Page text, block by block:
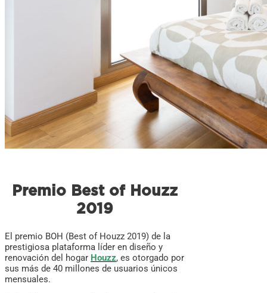
Premio Best of Houzz
2019
El premio BOH (Best of Houzz 2019) de la
prestigiosa plataforma líder en diseño y
renovación del hogar Houzz, es otorgado por
sus más de 40 millones de usuarios únicos
mensuales.